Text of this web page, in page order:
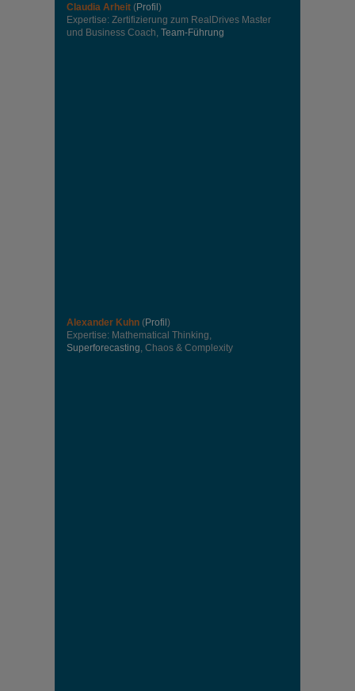
Claudia Arheit (Profil )
Expertise: Zertifizierung zum RealDrives Master
und Business Coach, Team-Führung
Alexander Kuhn (Profil )
Expertise: Mathematical Thinking,
Superforecasting, Chaos & Complexity